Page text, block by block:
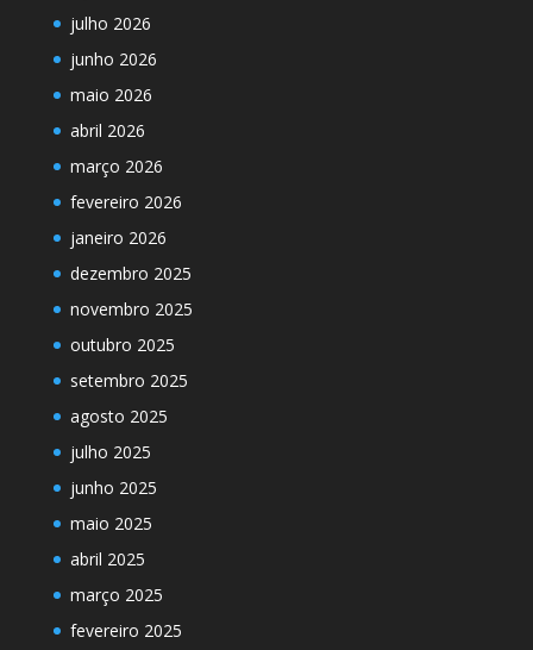
julho 2026
junho 2026
maio 2026
abril 2026
março 2026
fevereiro 2026
janeiro 2026
dezembro 2025
novembro 2025
outubro 2025
setembro 2025
agosto 2025
julho 2025
junho 2025
maio 2025
abril 2025
março 2025
fevereiro 2025